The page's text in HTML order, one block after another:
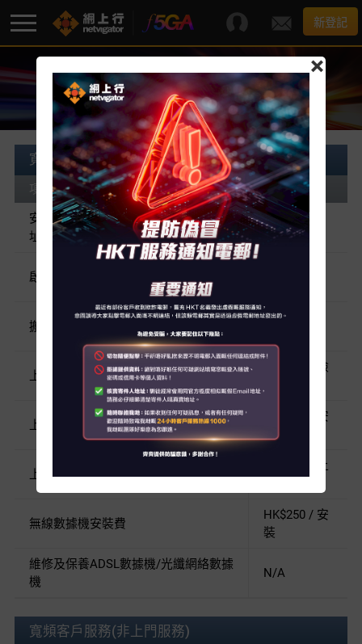
×
新登記
F5G-A 超級寬頻
最新優惠
寬頻服務
額外服務
服務支援
關於我們
客戶資訊
聯絡我們
客戶服務中心地址
My HKT
一般服務收費
寬頻客戶服務 (上門服務)
項目
每次收費
安裝費用 / 安裝服務費用 - 視乎安裝地
址(備註)1
由 HK$680
起
啟動服務費用 - 視乎安裝地址(備註)
搬遷費用 - 視乎客戶的新地址
由 HK$680
上門檢查
HK$200 / 檢
上門接駁ADSL數據機
HK$430 / 安
上門收回器材
HK$300 / 上
無線數據機安裝費
HK$250 / 安
裝
維修及保養ADSL數據機/光纖網絡數據
機
N/A
寬頻客戶服務(非上門服務)